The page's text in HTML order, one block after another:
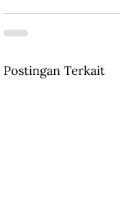
Postingan Terkait